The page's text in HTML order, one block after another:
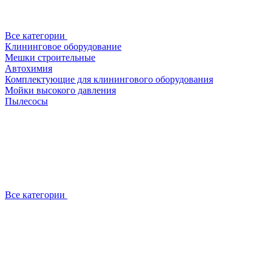
Все категории
Клининговое оборудование
Мешки строительные
Автохимия
Комплектующие для клинингового оборудования
Мойки высокого давления
Пылесосы
Все категории